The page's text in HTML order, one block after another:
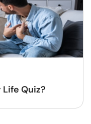
Quiz?